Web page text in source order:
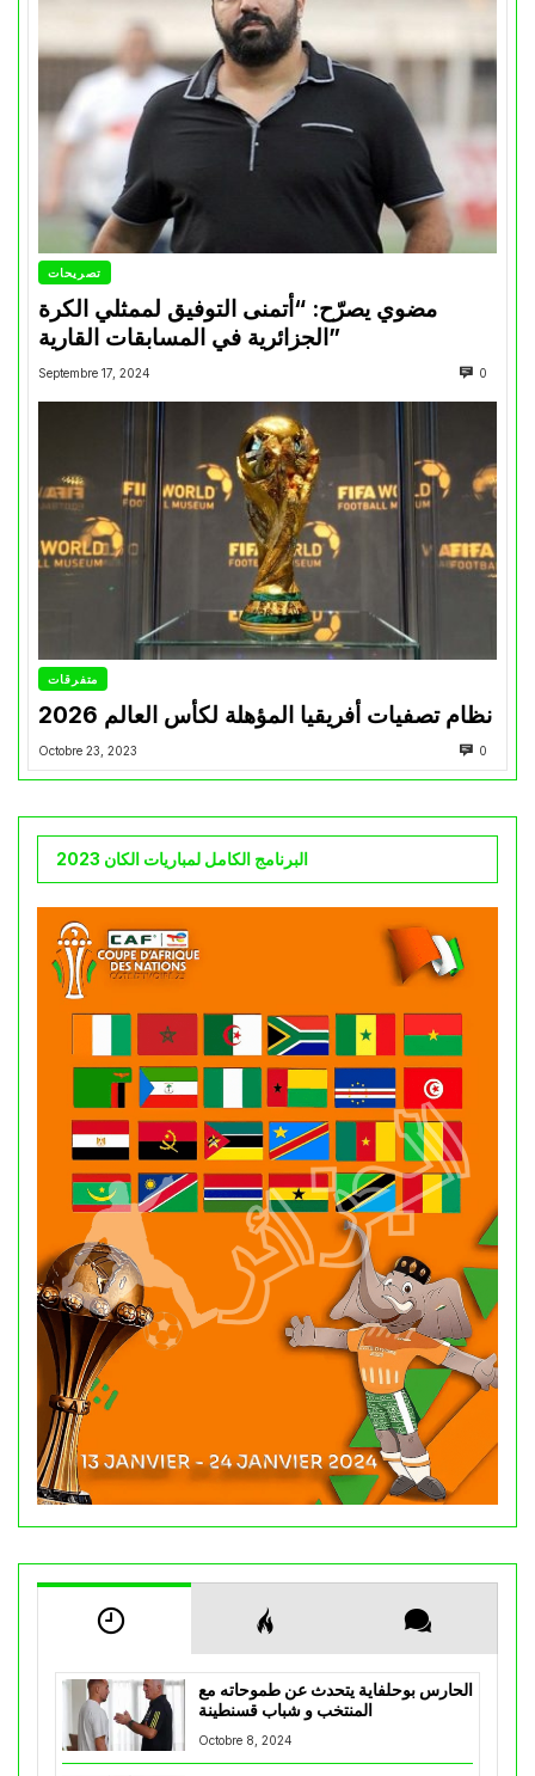
تصريحات
مضوي يصرّح: “أتمنى التوفيق لممثلي الكرة
الجزائرية في المسابقات القارية”
Septembre 17, 2024 0
متفرقات
نظام تصفيات أفريقيا المؤهلة لكأس العالم 2026
Octobre 23, 2023 0
البرنامج الكامل لمباريات الكان 2023
الحارس بوحلفاية يتحدث عن طموحاته مع
المنتخب و شباب قسنطينة
Octobre 8, 2024